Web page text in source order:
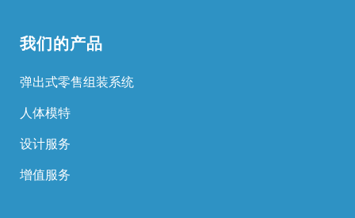
我们的产品
弹出式零售组装系统
人体模特
设计服务
增值服务